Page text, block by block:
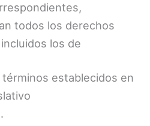
todos los derechos
los de
establecidos en